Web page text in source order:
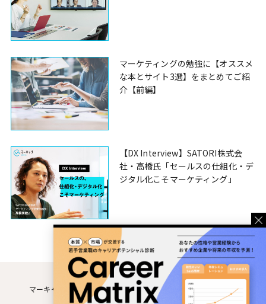
マーケティングの勉強に【オススメ
な本とサイト3選】をまとめてご紹
介【前編】
【DX Interview】SATORI株式会
社・高橋氏「セールスの仕組化・デ
ジタル化こそマーケティング」
マーキャリMEDIAとは 運営企業 利用規約
個人情報保護方針
お問い合わせ